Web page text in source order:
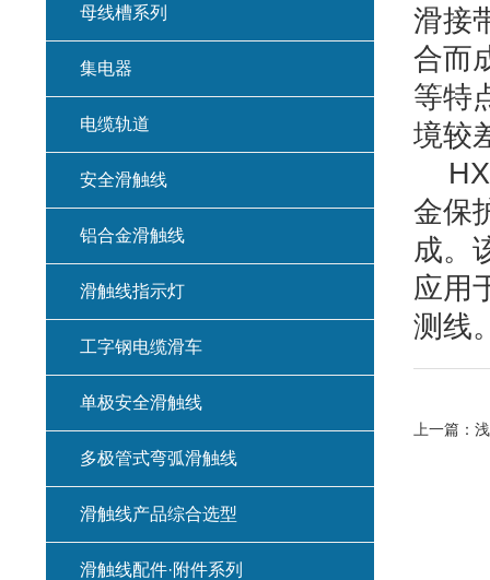
滑接
合而
等特
境较
金保
成。
应用
测线
上一篇：
母线槽系列
集电器
电缆轨道
安全滑触线
铝合金滑触线
滑触线指示灯
工字钢电缆滑车
单极安全滑触线
多极管式弯弧滑触线
滑触线产品综合选型
滑触线配件·附件系列